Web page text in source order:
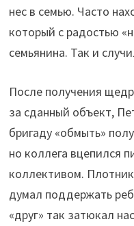
нес в семью. Часто
который с радостью
семьянина. Так и
После получения
за сданный объект,
бригаду «обмыть»
но коллега вцепился
коллективом.
думал поддержать
«друг» так затюкал